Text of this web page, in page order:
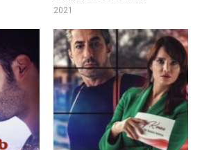
2021